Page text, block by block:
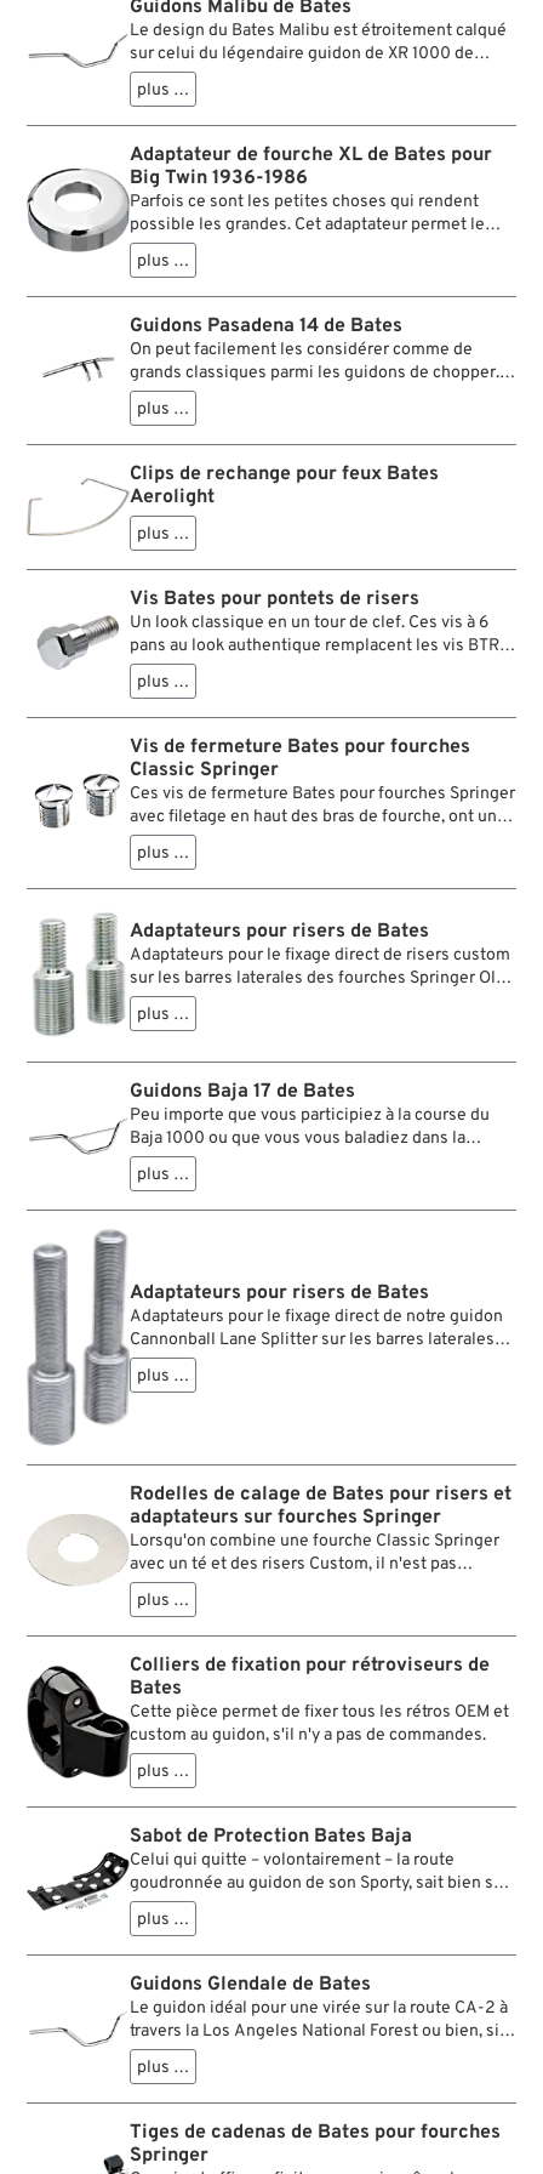
Guidons Malibu de Bates
Le design du Bates Malibu est étroitement calqué
sur celui du légendaire guidon de XR 1000 de
1983/84. Il permet une position de conduite
adaptée aussi bien au pilotage sportif qu’aux longs
trajets.
plus …
Adaptateur de fourche XL de Bates pour
Big Twin 1936-1986
Parfois ce sont les petites choses qui rendent
possible les grandes. Cet adaptateur permet le
montage de fourches télescopiques de Sportster
dans des cadres de Big Twin jusque 1986. Étant
donné que la colonne de direction des modèles
Sportster est plus longue que sur les cadres de
Big Twin, l’axe de colonne dépasse au-delà du té
de fourche supérieur. Un adaptateur spécial est
donc nécessaire pour rattraper ce surplus de
longueur. On le place sur le té supérieur par-
dessus l’axe de colonne et on se sert de l’écrou
direction.
plus …
Guidons Pasadena 14 de Bates
On peut facilement les considérer comme de
grands classiques parmi les guidons de chopper.
Avec leur design sans fioritures, les guidons
Pasadena ont depuis des décennies un bon look
sur des bécanes dépouillées. Ces guidons sont
vissés par-dessous le té.
plus …
Clips de rechange pour feux Bates
Aerolight
plus …
Vis Bates pour pontets de risers
Un look classique en un tour de clef. Ces vis à 6
pans au look authentique remplacent les vis BTR
généralement livrées avec les pontets des dog
bones, des Flanders ou de divers autres risers.
plus …
Vis de fermeture Bates pour fourches
Classic Springer
Ces vis de fermeture Bates pour fourches Springer
avec filetage en haut des bras de fourche, ont un
filetage plus long pour permettre un ajustement à
fleur avec le haut du té de fourche. Cela améliore
considérablement l'apparence de cet assemblage
et de les fixer dans la position souhaitée avec de la
Loctite de résistance moyenne. D'un point de vue
esthétique, les vis de fermeture Bates s'adaptent
à toutes les fourches Springer et à tous les tés de
fourche de l'époque. Elles sont fabriquées en acier
plus …
Adaptateurs pour risers de Bates
Adaptateurs pour le fixage direct de risers custom
sur les barres laterales des fourches Springer Old
Style avec filetages internes M20x1,5. Ne
qu'utiliser avec des tés de fourche supérieurs
que les adaptateurs soient affectes de forces de
flexion.
plus …
Guidons Baja 17 de Bates
Peu importe que vous participiez à la course du
Baja 1000 ou que vous vous baladiez dans la
carrière de graviers du coin, le guidon Bates Baja
fera parfaitement l’affaire. Mais il fait aussi bonne
figure sur l’asphalte, tout au moins pour le pilote,
seulement une fonction stabilisatrice, mais qui est
très pratique pour la fixation d’un GPS, d’un
support de carte routière, d’une sacoche etc.
plus …
Adaptateurs pour risers de Bates
Adaptateurs pour le fixage direct de notre guidon
Cannonball Lane Splitter sur les barres laterales
des fourches Springer Old Style avec filetages
internes M20x1,5. Ne qu'utiliser avec des tés de
plus …
Rodelles de calage de Bates pour risers et
adaptateurs sur fourches Springer
Lorsqu'on combine une fourche Classic Springer
avec un té et des risers Custom, il n'est pas
toujours facile de tourner les risers à la bonne
position pour monter le guidon, malgré
l'utilisation des adaptateurs appropriés. Ces cales
découpées au jet d'eau peuvent être utiles ici.
plus …
Colliers de fixation pour rétroviseurs de
Bates
Cette pièce permet de fixer tous les rétros OEM et
custom au guidon, s'il n'y a pas de commandes.
plus …
Sabot de Protection Bates Baja
Celui qui quitte – volontairement – la route
goudronnée au guidon de son Sporty, sait bien sûr
qu’il y a là dehors de vilains petits cailloux qui
n’attendent qu’une chose, sauter sur le bas du
moteur. Et d’insidieuses irrégularités ou même
des nids de poule, qui tentent de placer la moto en
contact direct avec le sol. Des branches d’arbres,
de grosses bestioles, des détritus, la route
regorge de dangers. Tant mieux pour le motard qui
saura protéger sa machine, grâce au Bates Baja
Skid Plate. Simple à monter, il protège le cadre et
clients les plus attentifs prêtant attention à notre
offre, auront peut-être l’impression que la platine
plus …
Guidons Glendale de Bates
Le guidon idéal pour une virée sur la route CA-2 à
travers la Los Angeles National Forest ou bien, si
vous n’êtes pas dans le coin, sur un autre superbe
parcours dans une autre forêt. Position de
conduite détendue, prise en main confortable.
Parfait pour les vitesses moyennes.
plus …
Tiges de cadenas de Bates pour fourches
Springer